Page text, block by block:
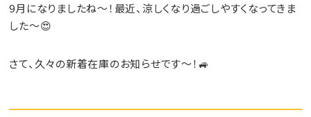
9月になりましたね～！最近、涼しくなり過ごしやすくなってきま
した～😍
さて、久々の新着在庫のお知らせです～！🚙